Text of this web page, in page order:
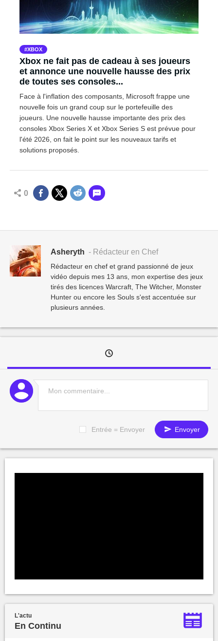
XBOX
Xbox ne fait pas de cadeau à ses joueurs
et annonce une nouvelle hausse des prix
de toutes ses consoles...
Face à l'inflation des composants, Microsoft frappe une
nouvelle fois un grand coup sur le portefeuille des
joueurs. Une nouvelle hausse importante des prix des
consoles Xbox Series X et Xbox Series S est prévue pour
l'été 2026, on fait le point sur les nouveaux tarifs et
solutions proposés.
0
Asheryth - Rédacteur en Chef
Rédacteur en chef et grand passionné de jeux
vidéo depuis mes 13 ans, mon expertise des jeux
tirés des licences Warcraft, The Witcher, Monster
Hunter ou encore les Souls s'est accentuée sur
plusieurs années.
Entrée = Envoyer Envoyer
L'actu
En Continu